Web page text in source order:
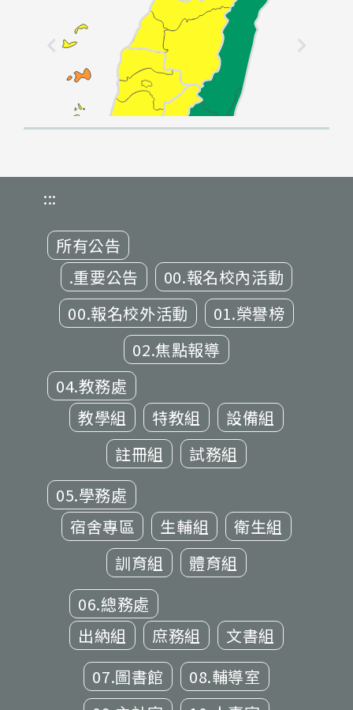
:::
所有公告
.重要公告
00.報名校內活動
00.報名校外活動
01.榮譽榜
02.焦點報導
04.教務處
教學組
特教組
設備組
註冊組
試務組
05.學務處
宿舍專區
生輔組
衛生組
訓育組
體育組
06.總務處
出納組
庶務組
文書組
07.圖書館
08.輔導室